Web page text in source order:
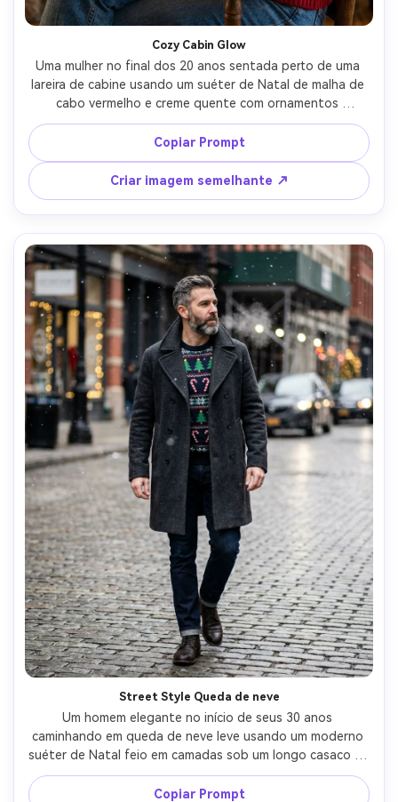
Cozy Cabin Glow
Uma mulher no final dos 20 anos sentada perto de uma
lareira de cabine usando um suéter de Natal de malha de
cabo vermelho e creme quente com ornamentos
bordados sutis, segurando uma caneca de cacau quente,
cintilação de luz de fogo dourada e luz de borda macia,
interior de cabine de madeira com luzes de fadas
borradas, disparado em Canon R5 50mm f/1.2,
enquadramento de meio corpo, humor cinematográfico
acolhedor, fibras de malha realistas, sombras naturais,
fotorealismo de alto detalhe-AR 4:5
Copiar Prompt
Criar imagem semelhante ↗
Street Style Queda de neve
Um homem elegante no início de seus 30 anos
caminhando em queda de neve leve usando um moderno
suéter de Natal feio em camadas sob um longo casaco de
lã, padrão de malha com árvores brincalhadas e canas de
doce, hálito visível em ar frio, luzes de férias bokeh da rua
Copiar Prompt